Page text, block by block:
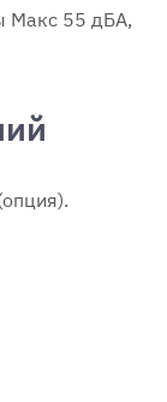
Макс 55 дБА,